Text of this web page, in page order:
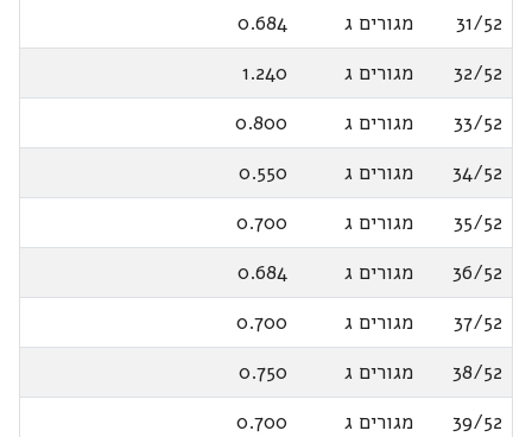
31/52
מגורים ג
0.684
32/52
מגורים ג
1.240
33/52
מגורים ג
0.800
34/52
מגורים ג
0.550
35/52
מגורים ג
0.700
36/52
מגורים ג
0.684
37/52
מגורים ג
0.700
38/52
מגורים ג
0.750
39/52
מגורים ג
0.700